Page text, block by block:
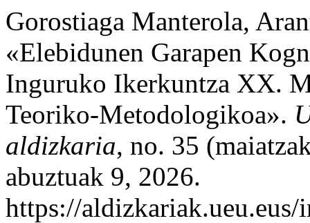
Gorostiaga Manterola,
«Elebidunen Garapen
Inguruko Ikerkuntza XX.
Teoriko-Metodologikoa».
aldizkaria, no. 35
abuztuak 9, 2026.
https://